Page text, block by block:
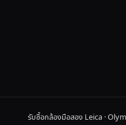
รับซื้อกล้องมือสอง Leica ·